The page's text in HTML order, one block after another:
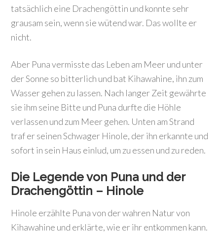
tatsächlich eine Drachengöttin und konnte sehr
grausam sein, wenn sie wütend war. Das wollte er
nicht.
Aber Puna vermisste das Leben am Meer und unter
der Sonne so bitterlich und bat Kihawahine, ihn zum
Wasser gehen zu lassen. Nach langer Zeit gewährte
sie ihm seine Bitte und Puna durfte die Höhle
verlassen und zum Meer gehen. Unten am Strand
traf er seinen Schwager Hinole, der ihn erkannte und
sofort in sein Haus einlud, um zu essen und zu reden.
Die Legende von Puna und der
Drachengöttin – Hinole
Hinole erzählte Puna von der wahren Natur von
Kihawahine und erklärte, wie er ihr entkommen kann.